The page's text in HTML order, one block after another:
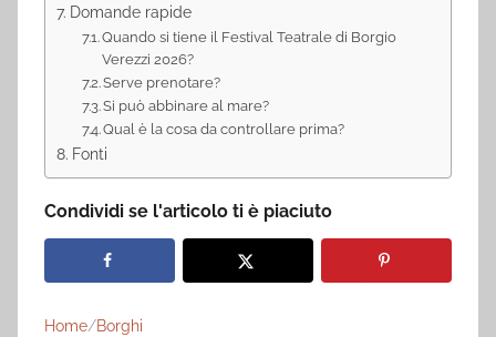
Domande rapide
Quando si tiene il Festival Teatrale di Borgio
Verezzi 2026?
Serve prenotare?
Si può abbinare al mare?
Qual è la cosa da controllare prima?
Fonti
Condividi se l'articolo ti è piaciuto
Home
Borghi